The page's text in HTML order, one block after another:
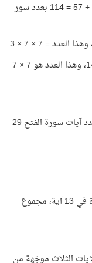
مجموع كلمات الآيات الثلاث + ترتيب سورها 57 + 57 = 114 بعدد سور
مجموع أرقام الآيات الثلاث وترتيب سورها = 147، وهذا العدد هو 7 × 7
الآية الثالثة رقمها 29، وعدد كلماتها 29 كلمة، وعدد آيات سورة الفتح 29
ورد قوله تعالى: (وَعْدَ اللَّهِ حَقٌّ) في القرآن 13 مرّة في 13 آية، مجموع
وهذه الآيات الثلاث موجّهة من